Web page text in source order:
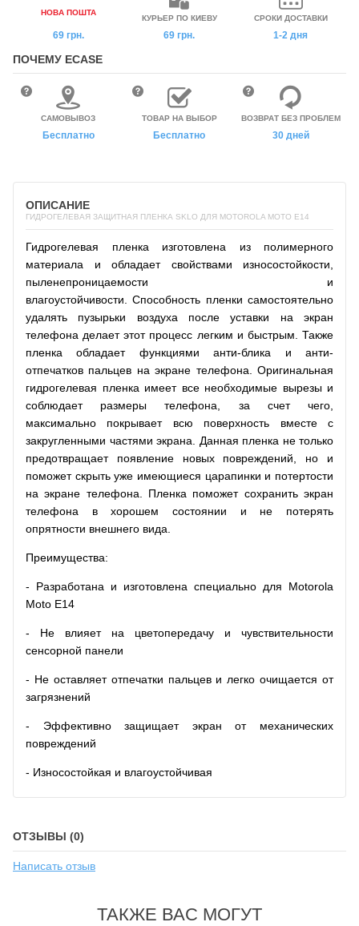
НОВА ПОШТА
69 грн.
КУРЬЕР ПО КИЕВУ
69 грн.
СРОКИ ДОСТАВКИ
1-2 дня
ПОЧЕМУ ECASE
САМОВЫВОЗ
Бесплатно
ТОВАР НА ВЫБОР
Бесплатно
ВОЗВРАТ БЕЗ ПРОБЛЕМ
30 дней
ОПИСАНИЕ
ГИДРОГЕЛЕВАЯ ЗАЩИТНАЯ ПЛЕНКА SKLO ДЛЯ MOTOROLA MOTO E14
Гидрогелевая пленка изготовлена из полимерного
материала и обладает свойствами износостойкости,
пыленепроницаемости и
влагоустойчивости. Способность пленки самостоятельно
удалять пузырьки воздуха после уставки на экран
телефона делает этот процесс легким и быстрым. Также
пленка обладает функциями анти-блика и анти-
отпечатков пальцев на экране телефона. Оригинальная
гидрогелевая пленка имеет все необходимые вырезы и
соблюдает размеры телефона, за счет чего,
максимально покрывает всю поверхность вместе с
закругленными частями экрана. Данная пленка не только
предотвращает появление новых повреждений, но и
поможет скрыть уже имеющиеся царапинки и потертости
на экране телефона. Пленка поможет сохранить экран
телефона в хорошем состоянии и не потерять
опрятности внешнего вида.
Преимущества:
- Разработана и изготовлена специально для Motorola
Moto E14
- Не влияет на цветопередачу и чувствительности
сенсорной панели
- Не оставляет отпечатки пальцев и легко очищается от
загрязнений
- Эффективно защищает экран от механических
повреждений
- Износостойкая и влагоустойчивая
ОТЗЫВЫ (0)
Написать отзыв
ТАКЖЕ ВАС МОГУТ